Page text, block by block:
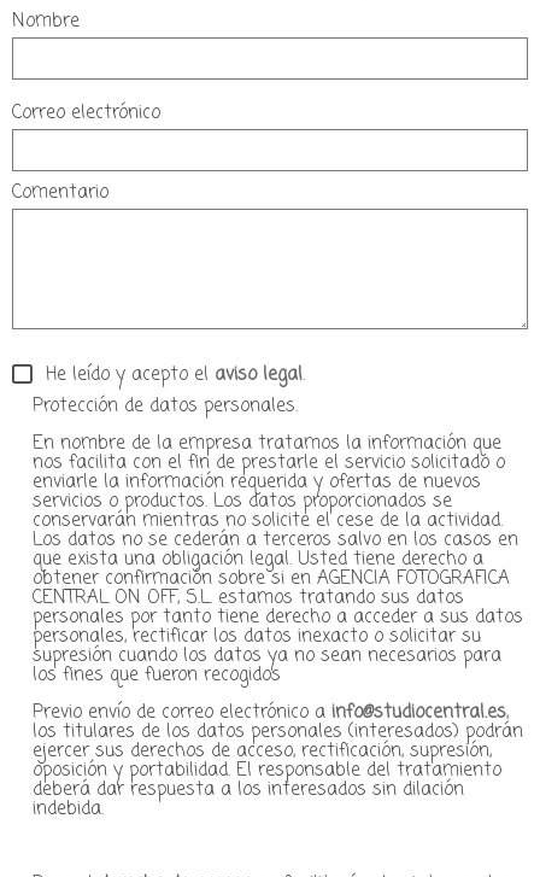
Nombre
Correo electrónico
Comentario
He leído y acepto el aviso legal.
Protección de datos personales.
En nombre de la empresa tratamos la información que
nos facilita con el fin de prestarle el servicio solicitado o
enviarle la información requerida y ofertas de nuevos
servicios o productos. Los datos proporcionados se
conservarán mientras no solicite el cese de la actividad.
Los datos no se cederán a terceros salvo en los casos en
que exista una obligación legal. Usted tiene derecho a
obtener confirmación sobre si en AGENCIA FOTOGRAFICA
CENTRAL ON OFF, S.L. estamos tratando sus datos
personales por tanto tiene derecho a acceder a sus datos
personales, rectificar los datos inexacto o solicitar su
supresión cuando los datos ya no sean necesarios para
los fines que fueron recogidos
Previo envío de correo electrónico a info@studiocentral.es,
los titulares de los datos personales (interesados) podrán
ejercer sus derechos de acceso, rectificación, supresión,
oposición y portabilidad. El responsable del tratamiento
deberá dar respuesta a los interesados sin dilación
indebida.